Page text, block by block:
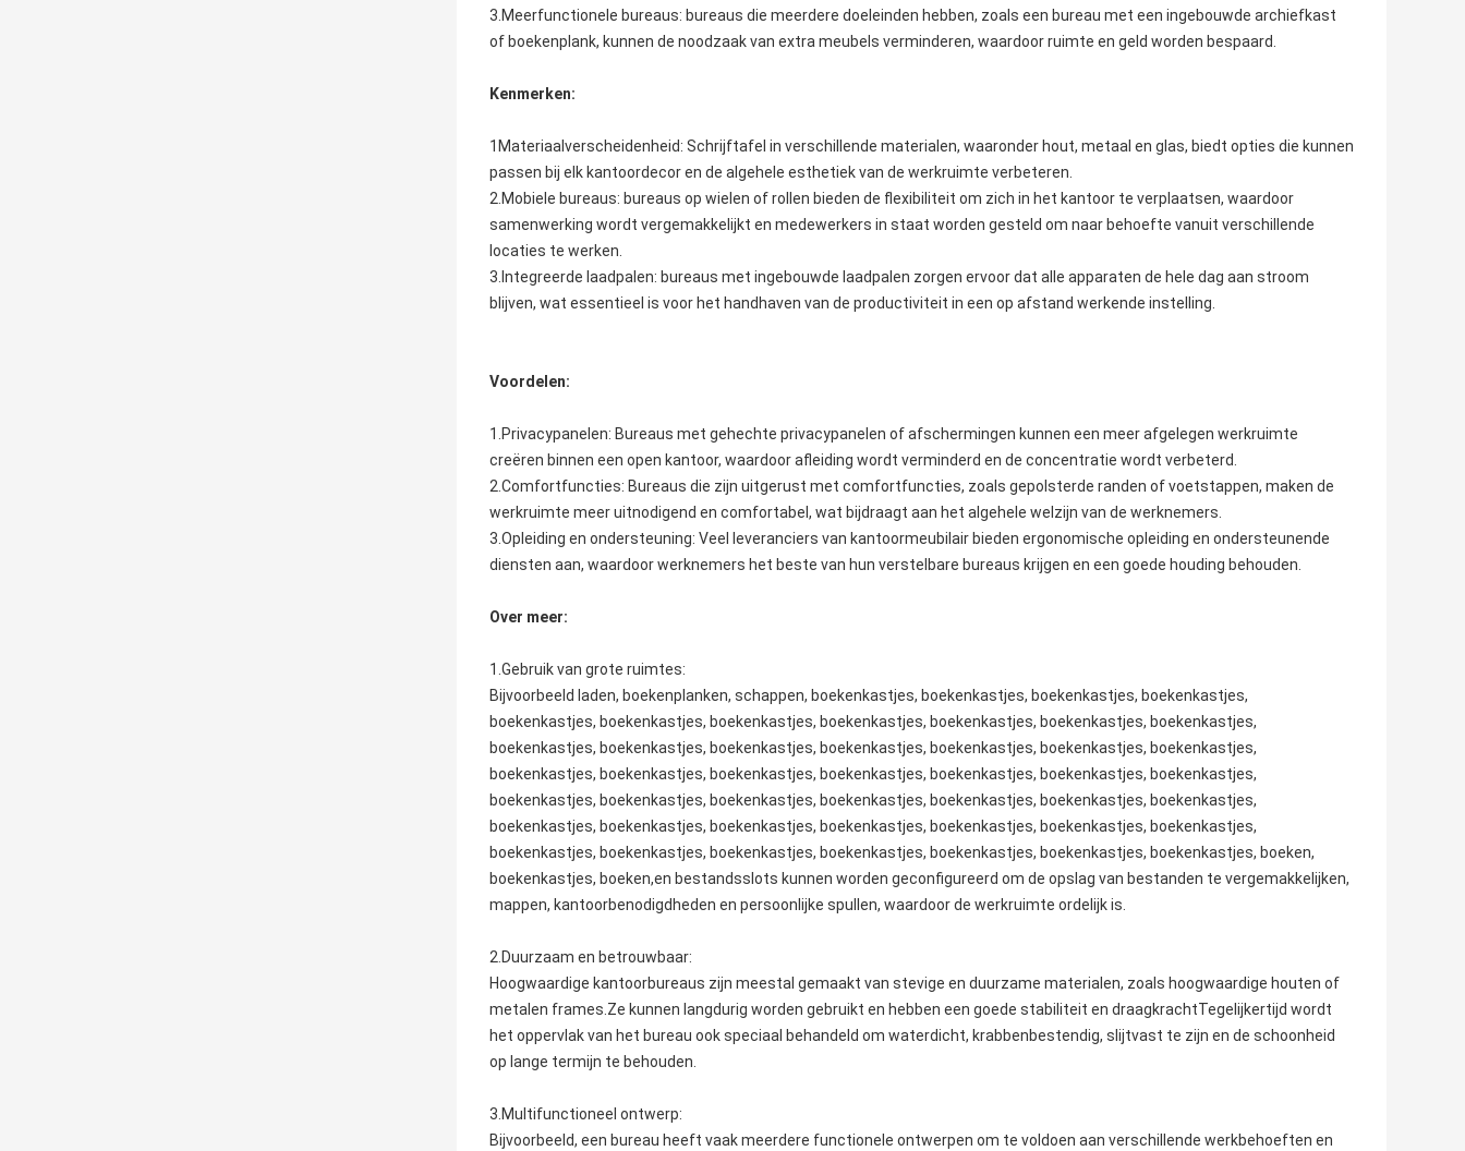
3.Meerfunctionele bureaus: bureaus die meerdere doeleinden hebben, zoals een bureau met een ingebouwde archiefkast
of boekenplank, kunnen de noodzaak van extra meubels verminderen, waardoor ruimte en geld worden bespaard.
Kenmerken:
1Materiaalverscheidenheid: Schrijftafel in verschillende materialen, waaronder hout, metaal en glas, biedt opties die kunnen
passen bij elk kantoordecor en de algehele esthetiek van de werkruimte verbeteren.
2.Mobiele bureaus: bureaus op wielen of rollen bieden de flexibiliteit om zich in het kantoor te verplaatsen, waardoor
samenwerking wordt vergemakkelijkt en medewerkers in staat worden gesteld om naar behoefte vanuit verschillende
locaties te werken.
3.Integreerde laadpalen: bureaus met ingebouwde laadpalen zorgen ervoor dat alle apparaten de hele dag aan stroom
blijven, wat essentieel is voor het handhaven van de productiviteit in een op afstand werkende instelling.
Voordelen:
1.Privacypanelen: Bureaus met gehechte privacypanelen of afschermingen kunnen een meer afgelegen werkruimte
creëren binnen een open kantoor, waardoor afleiding wordt verminderd en de concentratie wordt verbeterd.
2.Comfortfuncties: Bureaus die zijn uitgerust met comfortfuncties, zoals gepolsterde randen of voetstappen, maken de
werkruimte meer uitnodigend en comfortabel, wat bijdraagt aan het algehele welzijn van de werknemers.
3.Opleiding en ondersteuning: Veel leveranciers van kantoormeubilair bieden ergonomische opleiding en ondersteunende
diensten aan, waardoor werknemers het beste van hun verstelbare bureaus krijgen en een goede houding behouden.
Over meer:
1.Gebruik van grote ruimtes:
Bijvoorbeeld laden, boekenplanken, schappen, boekenkastjes, boekenkastjes, boekenkastjes, boekenkastjes,
boekenkastjes, boekenkastjes, boekenkastjes, boekenkastjes, boekenkastjes, boekenkastjes, boekenkastjes,
boekenkastjes, boekenkastjes, boekenkastjes, boekenkastjes, boekenkastjes, boekenkastjes, boekenkastjes,
boekenkastjes, boekenkastjes, boekenkastjes, boekenkastjes, boekenkastjes, boekenkastjes, boekenkastjes,
boekenkastjes, boekenkastjes, boekenkastjes, boekenkastjes, boekenkastjes, boekenkastjes, boekenkastjes,
boekenkastjes, boekenkastjes, boekenkastjes, boekenkastjes, boekenkastjes, boekenkastjes, boekenkastjes,
boekenkastjes, boekenkastjes, boekenkastjes, boekenkastjes, boekenkastjes, boekenkastjes, boekenkastjes, boeken,
boekenkastjes, boeken,en bestandsslots kunnen worden geconfigureerd om de opslag van bestanden te vergemakkelijken,
mappen, kantoorbenodigdheden en persoonlijke spullen, waardoor de werkruimte ordelijk is.
2.Duurzaam en betrouwbaar:
Hoogwaardige kantoorbureaus zijn meestal gemaakt van stevige en duurzame materialen, zoals hoogwaardige houten of
metalen frames.Ze kunnen langdurig worden gebruikt en hebben een goede stabiliteit en draagkrachtTegelijkertijd wordt
het oppervlak van het bureau ook speciaal behandeld om waterdicht, krabbenbestendig, slijtvast te zijn en de schoonheid
op lange termijn te behouden.
3.Multifunctioneel ontwerp:
Bijvoorbeeld, een bureau heeft vaak meerdere functionele ontwerpen om te voldoen aan verschillende werkbehoeften en